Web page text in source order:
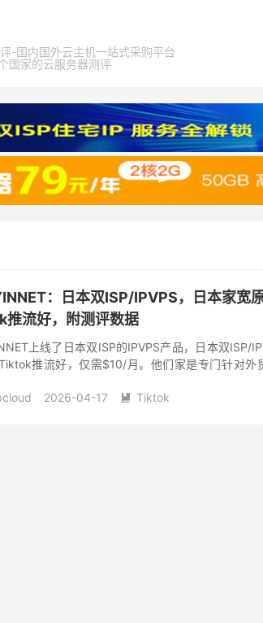
-国内国外云主机一站式采购平台
国家的云服务器测评
：日本双ISP/IPVPS，日本家宽
流好，附测评数据
上线了日本双ISP的IPVPS产品，日本双ISP/
推流好，仅需$10/月。他们家是专门针对外
2026-04-17  Tiktok